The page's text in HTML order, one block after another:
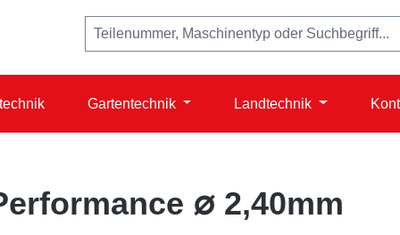
Gartentechnik Landtechnik
∅ 2,40mm